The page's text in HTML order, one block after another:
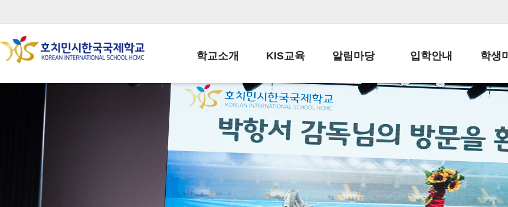
학교소개
학교장인사말
학교상징
학교연혁
교직원현황
KIS교육
교육목표
학사일정
일과시간표
성과평가자료
알림마당
공지사항
납부금 안내
스쿨버스 운행 안내
급식안내
입학안내
전-편입 서류양식
입학금/수업료
교복구입안내
학생
학생생활
학교신
자율진
유초등